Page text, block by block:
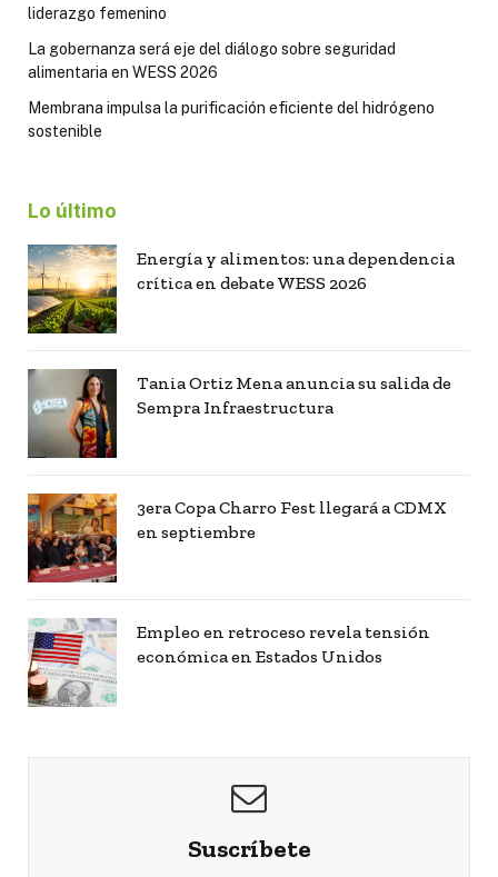
liderazgo femenino
La gobernanza será eje del diálogo sobre seguridad
alimentaria en WESS 2026
Membrana impulsa la purificación eficiente del hidrógeno
sostenible
Lo último
Energía y alimentos: una dependencia
crítica en debate WESS 2026
Tania Ortiz Mena anuncia su salida de
Sempra Infraestructura
3era Copa Charro Fest llegará a CDMX
en septiembre
Empleo en retroceso revela tensión
económica en Estados Unidos
Suscríbete